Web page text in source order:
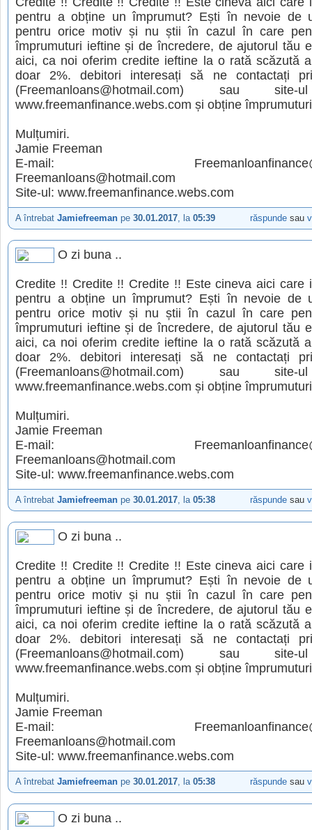
pentru a obține un împrumut? Ești în nevoie de
pentru orice motiv și nu știi în cazul în care
împrumuturi ieftine și de încredere, de ajutorul tău
aici, ca noi oferim credite ieftine la o rată scăzută
doar 2%. debitori interesați să ne contactați
(Freemanloans@hotmail.com) sau
www.freemanfinance.webs.com și obține
Mulțumiri.
Jamie Freeman
E-mail:
Freemanloans@hotmail.com
Site-ul: www.freemanfinance.webs.com
A întrebat Jamiefreeman pe 30.01.2017, la 05:39 răspunde sau
O zi buna ..
Credite !! Credite !! Credite !! Este cineva aici care
pentru a obține un împrumut? Ești în nevoie de
pentru orice motiv și nu știi în cazul în care
împrumuturi ieftine și de încredere, de ajutorul tău
aici, ca noi oferim credite ieftine la o rată scăzută
doar 2%. debitori interesați să ne contactați
(Freemanloans@hotmail.com) sau
www.freemanfinance.webs.com și obține
Mulțumiri.
Jamie Freeman
E-mail:
Freemanloans@hotmail.com
Site-ul: www.freemanfinance.webs.com
A întrebat Jamiefreeman pe 30.01.2017, la 05:38 răspunde sau
O zi buna ..
Credite !! Credite !! Credite !! Este cineva aici care
pentru a obține un împrumut? Ești în nevoie de
pentru orice motiv și nu știi în cazul în care
împrumuturi ieftine și de încredere, de ajutorul tău
aici, ca noi oferim credite ieftine la o rată scăzută
doar 2%. debitori interesați să ne contactați
(Freemanloans@hotmail.com) sau
www.freemanfinance.webs.com și obține
Mulțumiri.
Jamie Freeman
E-mail:
Freemanloans@hotmail.com
Site-ul: www.freemanfinance.webs.com
A întrebat Jamiefreeman pe 30.01.2017, la 05:38 răspunde sau
O zi buna ..